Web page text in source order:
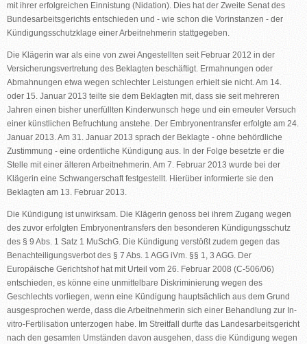
mit ihrer erfolgreichen Einnistung (Nidation). Dies hat der Zweite Senat des
Bundesarbeitsgerichts entschieden und - wie schon die Vorinstanzen - der
Kündigungsschutzklage einer Arbeitnehmerin stattgegeben.
Die Klägerin war als eine von zwei Angestellten seit Februar 2012 in der
Versicherungsvertretung des Beklagten beschäftigt. Ermahnungen oder
Abmahnungen etwa wegen schlechter Leistungen erhielt sie nicht. Am 14.
oder 15. Januar 2013 teilte sie dem Beklagten mit, dass sie seit mehreren
Jahren einen bisher unerfüllten Kinderwunsch hege und ein erneuter Versuch
einer künstlichen Befruchtung anstehe. Der Embryonentransfer erfolgte am 24.
Januar 2013. Am 31. Januar 2013 sprach der Beklagte - ohne behördliche
Zustimmung - eine ordentliche Kündigung aus. In der Folge besetzte er die
Stelle mit einer älteren Arbeitnehmerin. Am 7. Februar 2013 wurde bei der
Klägerin eine Schwangerschaft festgestellt. Hierüber informierte sie den
Beklagten am 13. Februar 2013.
Die Kündigung ist unwirksam. Die Klägerin genoss bei ihrem Zugang wegen
des zuvor erfolgten Embryonentransfers den besonderen Kündigungsschutz
des § 9 Abs. 1 Satz 1 MuSchG. Die Kündigung verstößt zudem gegen das
Benachteiligungsverbot des § 7 Abs. 1 AGG iVm. §§ 1, 3 AGG. Der
Europäische Gerichtshof hat mit Urteil vom 26. Februar 2008 (C-506/06)
entschieden, es könne eine unmittelbare Diskriminierung wegen des
Geschlechts vorliegen, wenn eine Kündigung hauptsächlich aus dem Grund
ausgesprochen werde, dass die Arbeitnehmerin sich einer Behandlung zur In-
vitro-Fertilisation unterzogen habe. Im Streitfall durfte das Landesarbeitsgericht
nach den gesamten Umständen davon ausgehen, dass die Kündigung wegen